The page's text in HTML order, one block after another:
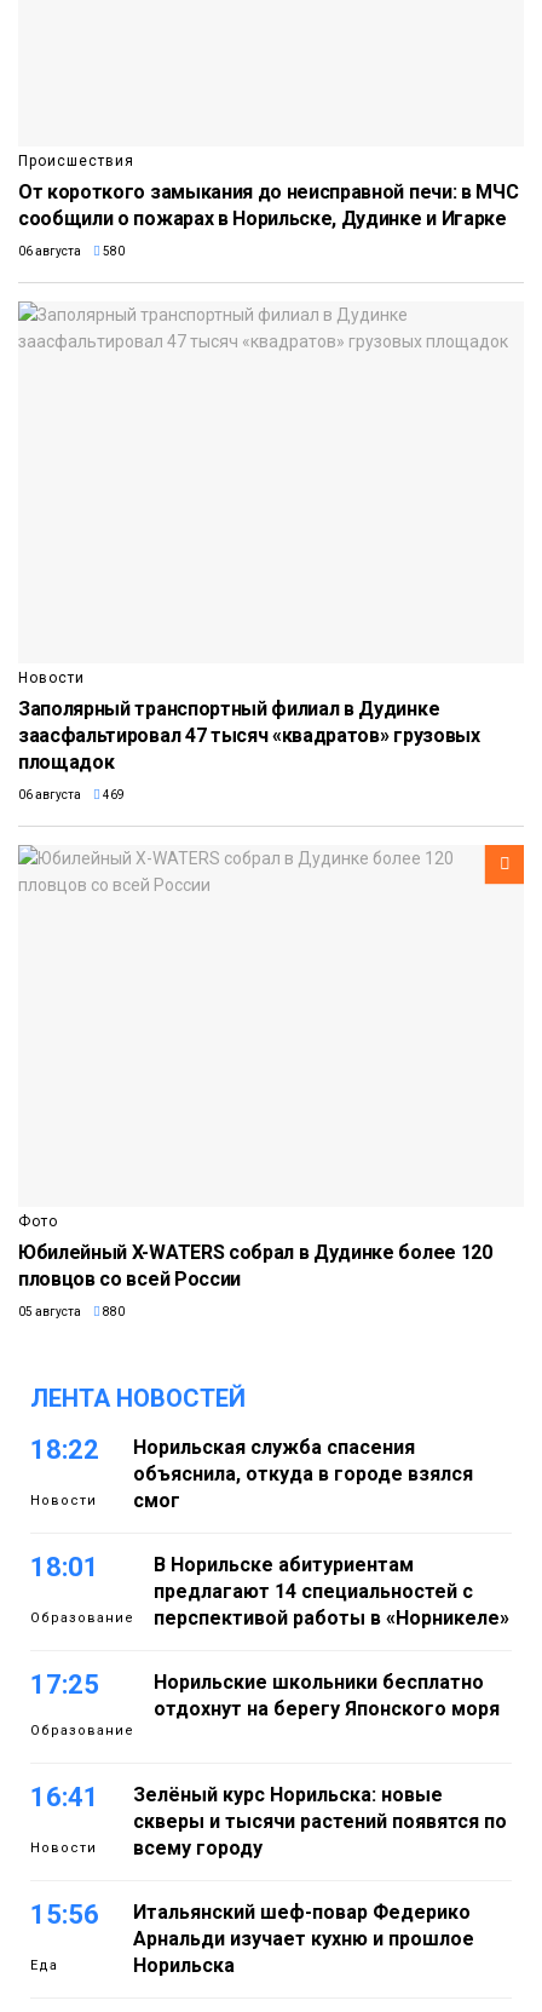
Происшествия
От короткого замыкания до неисправной печи: в МЧС
сообщили о пожарах в Норильске, Дудинке и Игарке
06 августа 580
Новости
Заполярный транспортный филиал в Дудинке
заасфальтировал 47 тысяч «квадратов» грузовых
площадок
06 августа 469
Фото
Юбилейный X-WATERS собрал в Дудинке более 120
пловцов со всей России
05 августа 880
ЛЕНТА НОВОСТЕЙ
18:22
Новости
Норильская служба спасения
объяснила, откуда в городе взялся
смог
18:01
Образование
В Норильске абитуриентам
предлагают 14 специальностей с
перспективой работы в «Норникеле»
17:25
Образование
Норильские школьники бесплатно
отдохнут на берегу Японского моря
16:41
Новости
Зелёный курс Норильска: новые
скверы и тысячи растений появятся по
всему городу
15:56
Еда
Итальянский шеф-повар Федерико
Арнальди изучает кухню и прошлое
Норильска